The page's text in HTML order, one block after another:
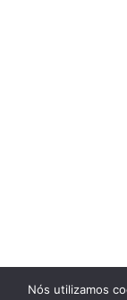
Nós utilizamos